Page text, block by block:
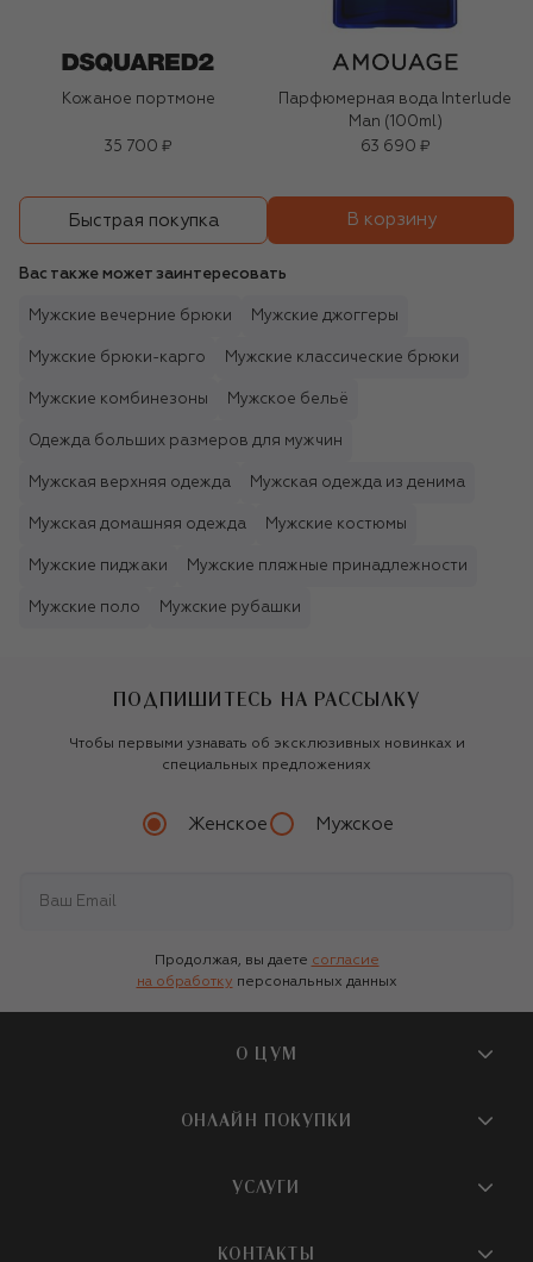
Кожаное портмоне
35 700 ₽
Парфюмерная вода Interlude
Man (100ml)
63 690 ₽
Быстрая покупка В корзину
Вас также может заинтересовать
Мужские вечерние брюки Мужские джоггеры
Мужские брюки-карго Мужские классические брюки
Мужские комбинезоны Мужское бельё
Одежда больших размеров для мужчин
Мужская верхняя одежда Мужская одежда из денима
Мужская домашняя одежда Мужские костюмы
Мужские пиджаки Мужские пляжные принадлежности
Мужские поло Мужские рубашки
ПОДПИШИТЕСЬ НА РАССЫЛКУ
Чтобы первыми узнавать об эксклюзивных новинках и
специальных предложениях
Женское Мужское
Продолжая, вы даете согласие
на обработку персональных данных
О ЦУМ
О магазине
Бутики и ПВЗ ЦУМ
ОНЛАЙН ПОКУПКИ
Доставка
УСЛУГИ
КОНТАКТЫ